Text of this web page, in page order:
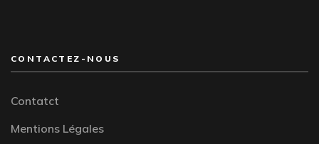
CONTACTEZ-NOUS
Contatct
Mentions Légales